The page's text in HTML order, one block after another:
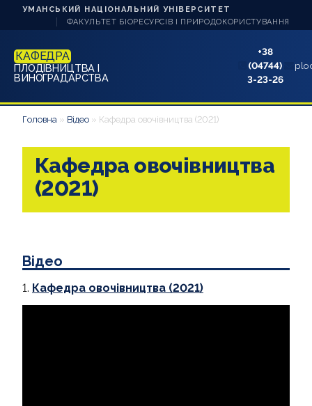
УМАНСЬКИЙ НАЦІОНАЛЬНИЙ УНІВЕРСИТЕТ
ФАКУЛЬТЕТ БІОРЕСУРСІВ І ПРИРОДОКОРИСТУВАННЯ
КАФЕДРА
ПЛОДІВНИЦТВА І
ВИНОГРАДАРСТВА
+38
(04744)
3-23-26
ПРО КАФЕДРУ
НАВЧАННЯ
АБІТУРІЄНТУ
АКРЕДИТАЦІЇ
Головна » Відео » Кафедра овочівництва (2021)
Кафедра овочівництва
(2021)
Відео
1. Кафедра овочівництва (2021)